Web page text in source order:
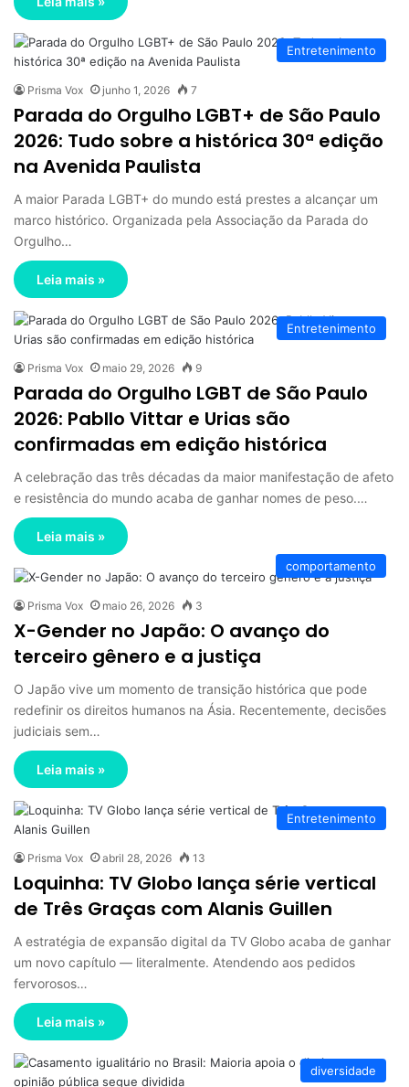
Entretenimento
Prisma Vox junho 1, 2026 7
Parada do Orgulho LGBT+ de São Paulo
2026: Tudo sobre a histórica 30ª edição
na Avenida Paulista
A maior Parada LGBT+ do mundo está prestes a alcançar um
marco histórico. Organizada pela Associação da Parada do
Orgulho…
Leia mais »
Entretenimento
Prisma Vox maio 29, 2026 9
Parada do Orgulho LGBT de São Paulo
2026: Pabllo Vittar e Urias são
confirmadas em edição histórica
A celebração das três décadas da maior manifestação de afeto
e resistência do mundo acaba de ganhar nomes de peso.…
Leia mais »
comportamento
Prisma Vox maio 26, 2026 3
X-Gender no Japão: O avanço do
terceiro gênero e a justiça
O Japão vive um momento de transição histórica que pode
redefinir os direitos humanos na Ásia. Recentemente, decisões
judiciais sem…
Leia mais »
Entretenimento
Prisma Vox abril 28, 2026 13
Loquinha: TV Globo lança série vertical
de Três Graças com Alanis Guillen
A estratégia de expansão digital da TV Globo acaba de ganhar
um novo capítulo — literalmente. Atendendo aos pedidos
fervorosos…
Leia mais »
diversidade